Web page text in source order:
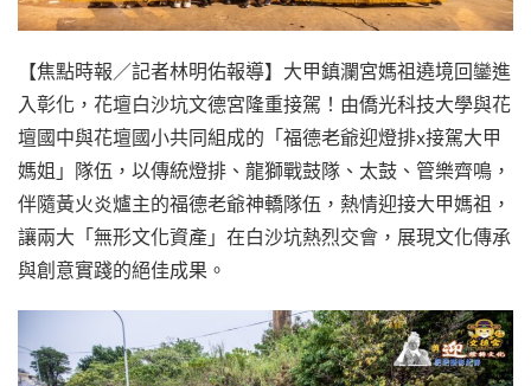
【焦點時報／記者林明佑報導】大甲鎮瀾宮媽祖遶境回鑾進
入彰化，花壇白沙坑文德宮隆重接駕！由僑光科技大學與花
壇國中與花壇國小共同組成的「福德老爺迎燈排x接駕大甲
媽姐」隊伍，以傳統燈排、龍獅戰鼓隊、太鼓、管樂齊鳴，
伴隨黃火炎爐主的福德老爺神轎隊伍，熱情迎接大甲媽祖，
讓兩大「無形文化資產」在白沙坑熱烈交會，展現文化傳承
與創意實踐的絕佳成果。